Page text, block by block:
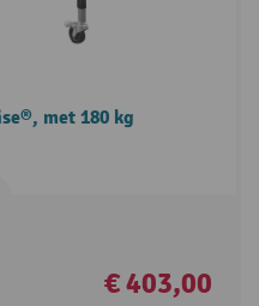
met 180 kg
€ 403,00